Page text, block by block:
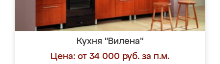
Кухня "Вилена"
Цена: от 34 000 руб. за п.м.